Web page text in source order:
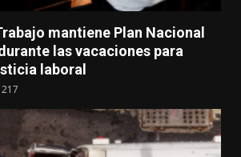
mantiene Plan Nacional
las vacaciones para
laboral
217